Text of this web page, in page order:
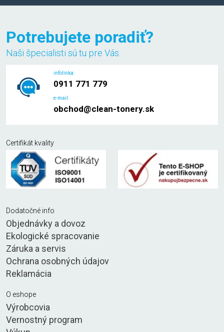
Potrebujete poradiť?
Naši špecialisti sú tu pre Vás.
infolinka:
0911 771 779
e-mail:
obchod@clean-tonery.sk
Certifikát kvality
Dodatočné info
Objednávky a dovoz
Ekologické spracovanie
Záruka a servis
Ochrana osobných údajov
Reklamácia
O eshope
Výrobcovia
Vernostný program